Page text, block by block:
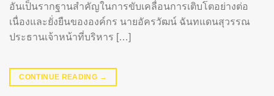
อันเป็นรากฐานสำคัญในการขับเคลื่อนการเติบโตอย่างต่อ
เนื่องและยั่งยืนขององค์กร นายอัครวัฒน์ ฉันทแดนสุวรรณ
ประธานเจ้าหน้าที่บริหาร […]
CONTINUE READING →